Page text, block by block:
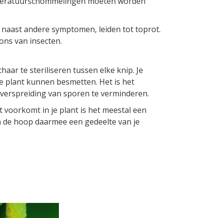
andere symptomen, leiden tot toprot.
van insecten.
te steriliseren tussen elke knip. Je
plant kunnen besmetten. Het is het
van sporen te verminderen.
in je plant is het meestal een
hoop daarmee een gedeelte van je